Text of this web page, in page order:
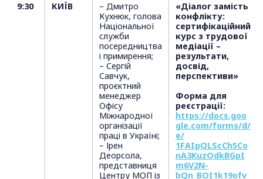
9:30 КИЇВ
– Дмитро
Кухнюк, голова
Національної
служби
посередництва
і примирення;
– Сергій
Савчук,
проєктний
менеджер
Офісу
Міжнародної
організації
праці в Україні;
– Ірен
Деорсола,
представниця
Центру МОП із
«Діалог замість
конфлікту:
сертифікаційний
курс з трудової
медіації –
результати,
досвід,
перспективи»
Форма для
реєстрації:
https://docs.goo
gle.com/forms/d/
e/
1FAIpQLScCh5Co
nA3KuzOdkBGpI
m6V2N-
bQn_BOI1k19ofv